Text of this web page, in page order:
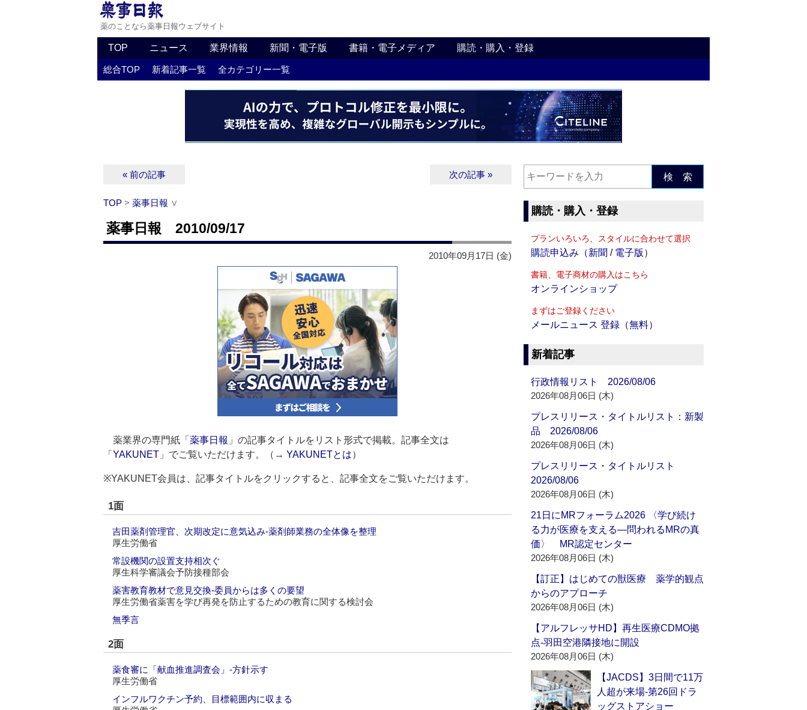
薬のことなら薬事日報ウェブサイト
TOP ニュース 業界情報 新聞・電子版 書籍・電子メディア 購読・購入・登録
総合TOP 新着記事一覧 全カテゴリー一覧
« 前の記事 次の記事 »
TOP > 薬事日報 ∨
薬事日報 2010/09/17
2010年09月17日 (金)
薬業界の専門紙「 薬事日報 」の記事タイトルをリスト形式で掲載。記事全文は
「 YAKUNET 」でご覧いただけます。（→ YAKUNETとは）
※YAKUNET会員は、記事タイトルをクリックすると、記事全文をご覧いただけます。
1面
吉田薬剤管理官、次期改定に意気込み‐薬剤師業務の全体像を整理
厚生労働省
常設機関の設置支持相次ぐ
厚生科学審議会予防接種部会
薬害教育教材で意見交換‐委員からは多くの要望
厚生労働省薬害を学び再発を防止するための教育に関する検討会
無季言
2面
薬食審に「献血推進調査会」‐方針示す
厚生労働省
インフルワクチン予約、目標範囲内に収まる
検 索
購読・購入・登録
プランいろいろ、スタイルに合わせて選択
購読申込み（新聞 / 電子版）
書籍、電子商材の購入はこちら
オンラインショップ
まずはご登録ください
メールニュース 登録（無料）
新着記事
行政情報リスト 2026/08/06
2026年08月06日 (木)
プレスリリース・タイトルリスト：新製
品 2026/08/06
2026年08月06日 (木)
プレスリリース・タイトルリスト
2026/08/06
2026年08月06日 (木)
21日にMRフォーラム2026 〈学び続け
る力が医療を支える―問われるMRの真
価〉 MR認定センター
2026年08月06日 (木)
【訂正】はじめての獣医療 薬学的観点
からのアプローチ
2026年08月06日 (木)
【アルフレッサHD】再生医療CDMO拠
点‐羽田空港隣接地に開設
2026年08月06日 (木)
【JACDS】3日間で11万
人超が来場‐第26回ドラ
ッグストアショー